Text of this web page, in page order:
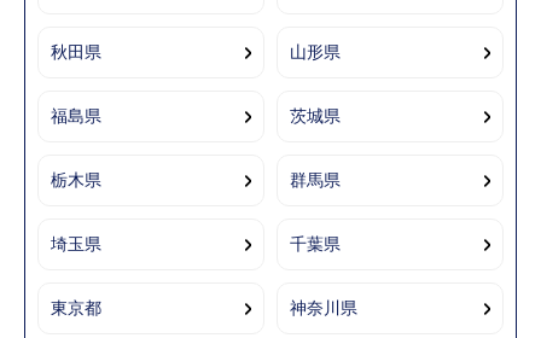
秋田県 山形県
福島県 茨城県
栃木県 群馬県
埼玉県 千葉県
東京都 神奈川県